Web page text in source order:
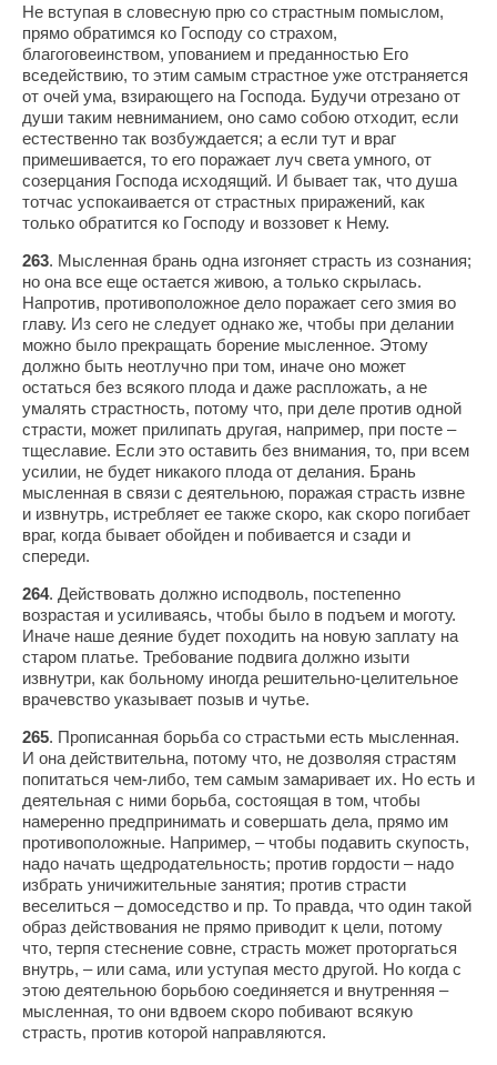
Не вступая в словесную прю со страстным помыслом,
прямо обратимся ко Господу со страхом,
благоговеинством, упованием и преданностью Его
вседействию, то этим самым страстное уже отстраняется
от очей ума, взирающего на Господа. Будучи отрезано от
души таким невниманием, оно само собою отходит, если
естественно так возбуждается; а если тут и враг
примешивается, то его поражает луч света умного, от
созерцания Господа исходящий. И бывает так, что душа
тотчас успокаивается от страстных приражений, как
только обратится ко Господу и воззовет к Нему.
263. Мысленная брань одна изгоняет страсть из сознания;
но она все еще остается живою, а только скрылась.
Напротив, противоположное дело поражает сего змия во
главу. Из сего не следует однако же, чтобы при делании
можно было прекращать борение мысленное. Этому
должно быть неотлучно при том, иначе оно может
остаться без всякого плода и даже распложать, а не
умалять страстность, потому что, при деле против одной
страсти, может прилипать другая, например, при посте –
тщеславие. Если это оставить без внимания, то, при всем
усилии, не будет никакого плода от делания. Брань
мысленная в связи с деятельною, поражая страсть извне
и извнутрь, истребляет ее также скоро, как скоро погибает
враг, когда бывает обойден и побивается и сзади и
спереди.
264. Действовать должно исподволь, постепенно
возрастая и усиливаясь, чтобы было в подъем и моготу.
Иначе наше деяние будет походить на новую заплату на
старом платье. Требование подвига должно изыти
извнутри, как больному иногда решительно-целительное
врачевство указывает позыв и чутье.
265. Прописанная борьба со страстьми есть мысленная.
И она действительна, потому что, не дозволяя страстям
попитаться чем-либо, тем самым замаривает их. Но есть и
деятельная с ними борьба, состоящая в том, чтобы
намеренно предпринимать и совершать дела, прямо им
противоположные. Например, – чтобы подавить скупость,
надо начать щедродательность; против гордости – надо
избрать уничижительные занятия; против страсти
веселиться – домоседство и пр. То правда, что один такой
образ действования не прямо приводит к цели, потому
что, терпя стеснение совне, страсть может проторгаться
внутрь, – или сама, или уступая место другой. Но когда с
этою деятельною борьбою соединяется и внутренняя –
мысленная, то они вдвоем скоро побивают всякую
страсть, против которой направляются.